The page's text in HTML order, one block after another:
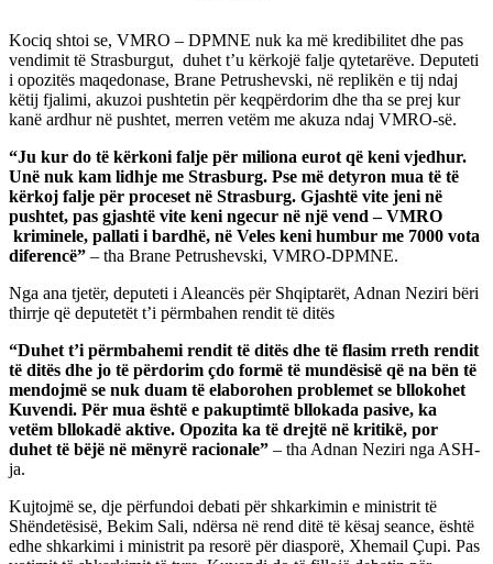
Kociq shtoi se, VMRO – DPMNE nuk ka më kredibilitet dhe pas
vendimit të Strasburgut, duhet t’u kërkojë falje qytetarëve. Deputeti
i opozitës maqedonase, Brane Petrushevski, në replikën e tij ndaj
këtij fjalimi, akuzoi pushtetin për keqpërdorim dhe tha se prej kur
kanë ardhur në pushtet, merren vetëm me akuza ndaj VMRO-së.
“Ju kur do të kërkoni falje për miliona eurot që keni vjedhur.
Unë nuk kam lidhje me Strasburg. Pse më detyron mua të të
kërkoj falje për proceset në Strasburg. Gjashtë vite jeni në
pushtet, pas gjashtë vite keni ngecur në një vend – VMRO
kriminele, pallati i bardhë, në Veles keni humbur me 7000 vota
diferencë” – tha Brane Petrushevski, VMRO-DPMNE.
Nga ana tjetër, deputeti i Aleancës për Shqiptarët, Adnan Neziri bëri
thirrje që deputetët t’i përmbahen rendit të ditës
“Duhet t’i përmbahemi rendit të ditës dhe të flasim rreth rendit
të ditës dhe jo të përdorim çdo formë të mundësisë që na bën të
mendojmë se nuk duam të elaborohen problemet se bllokohet
Kuvendi. Për mua është e pakuptimtë bllokada pasive, ka
vetëm bllokadë aktive. Opozita ka të drejtë në kritikë, por
duhet të bëjë në mënyrë racionale” – tha Adnan Neziri nga ASH-
ja.
Kujtojmë se, dje përfundoi debati për shkarkimin e ministrit të
Shëndetësisë, Bekim Sali, ndërsa në rend ditë të kësaj seance, është
edhe shkarkimi i ministrit pa resorë për diasporë, Xhemail Çupi. Pas